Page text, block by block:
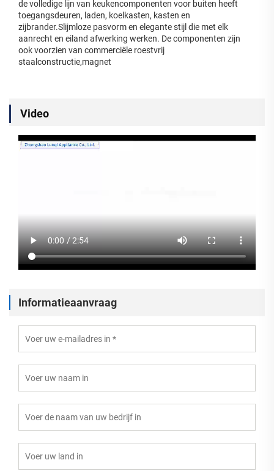
de volledige lijn van keukencomponenten voor buiten heeft
toegangsdeuren, laden, koelkasten, kasten en
zijbrander.Slijmloze pasvorm en elegante stijl die met elk
aanrecht en eiland afwerking werken. De componenten zijn
ook voorzien van commerciële roestvrij
staalconstructie,magnet
Video
Informatieaanvraag